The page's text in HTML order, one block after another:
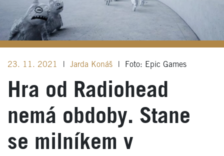
23. 11. 2021 Jarda Konáš Foto: Epic Games
Hra od Radiohead
nemá obdoby. Stane
se milníkem v